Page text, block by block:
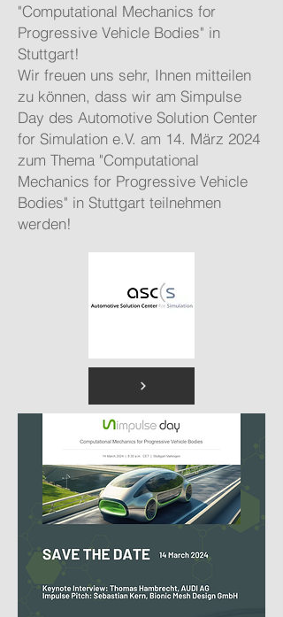
"Computational Mechanics for
Progressive Vehicle Bodies" in
Stuttgart!
Wir freuen uns sehr, Ihnen mitteilen
zu können, dass wir am Simpulse
Day des Automotive Solution Center
for Simulation e.V. am 14. März 2024
zum Thema "Computational
Mechanics for Progressive Vehicle
Bodies" in Stuttgart teilnehmen
werden!